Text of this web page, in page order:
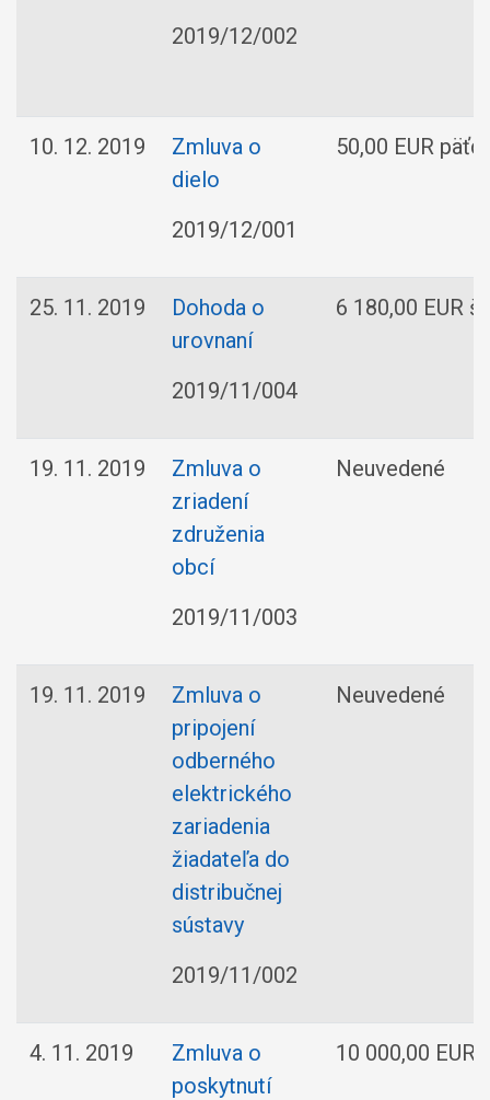
2019/12/002
10. 12. 2019
Zmluva o
dielo
2019/12/001
50,00 EUR
25. 11. 2019
Dohoda o
urovnaní
2019/11/004
6 180,00 EUR
19. 11. 2019
Zmluva o
zriadení
združenia
obcí
2019/11/003
Neuvedené
19. 11. 2019
Zmluva o
pripojení
odberného
elektrického
zariadenia
žiadateľa do
distribučnej
sústavy
2019/11/002
Neuvedené
4. 11. 2019
Zmluva o
poskytnutí
10 000,00 EUR